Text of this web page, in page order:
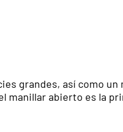
grandes, así como un
manillar abierto es la